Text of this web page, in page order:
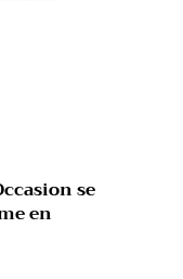
se
en